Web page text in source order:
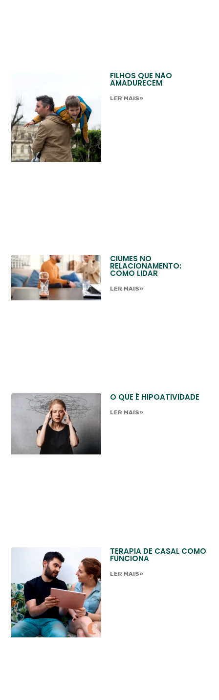
FILHOS QUE NÃO
AMADURECEM
LER MAIS»
CIÚMES NO
RELACIONAMENTO:
COMO LIDAR
LER MAIS»
O QUE É HIPOATIVIDADE
LER MAIS»
TERAPIA DE CASAL COMO
FUNCIONA
LER MAIS»